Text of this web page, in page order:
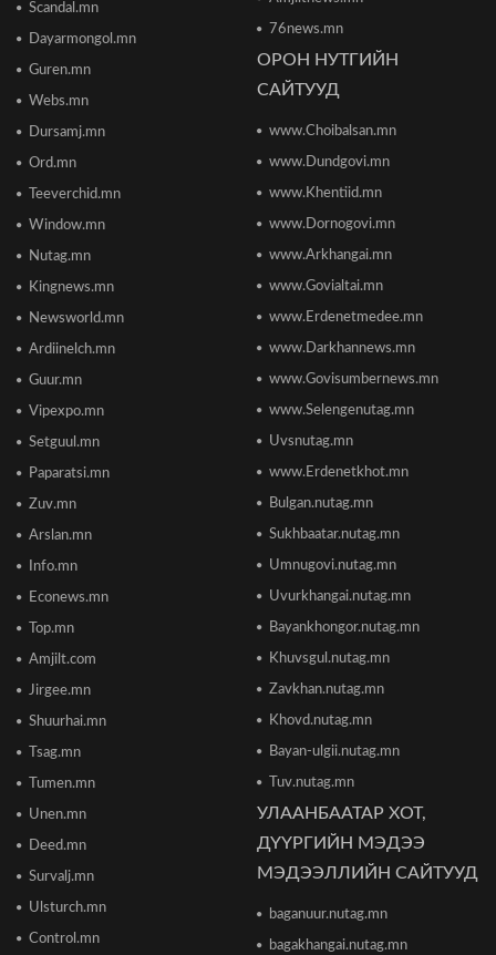
Сонсголгүй төрийн СОНСГОЛ-2
2026/06/19 10:17
Сонсголгүй төрийн СОНСГОЛ-2
Монгол Улсын дэлхийд өрсөлдөх чадвар 75
улсаас 67-рт бичигджээ
ТӨВҮҮДИЙН БАЙРШИЛ
2026/06/17 12:20
Отгонтэнгэр хайрханы тахилгад оролцохоор
ирж буй иргэдийн анхааралд
2026/06/16 15:28
Парламент хар тамхины хэргийн ялын
2026/06/16 15:49
Ши Жиньпин Монголд айлчилна
"The MongolZ" баг IEM Cologne Major-2026
тэмцээнийг гуравдугаар шатнаас өндөрлүүллээ
ТЦА: Согтуугаар автомашин жолоодож долоон
тээврийн хэрэгсэл мөргөсөн этгээдийг
Scandal.mn
Dayarmongol.mn
Guren.mn
Webs.mn
Dursamj.mn
Ord.mn
Teeverchid.mn
Window.mn
Nutag.mn
Kingnews.mn
Newsworld.mn
Ardiinelch.mn
Guur.mn
Vipexpo.mn
Setguul.mn
Paparatsi.mn
Zuv.mn
Arslan.mn
Info.mn
Econews.mn
Top.mn
Amjilt.com
Jirgee.mn
Shuurhai.mn
Tsag.mn
Tumen.mn
Unen.mn
Deed.mn
Survalj.mn
Ulsturch.mn
Control.mn
76news.mn
ОРОН НУТГИЙН
САЙТУУД
www.Choibalsan.mn
www.Dundgovi.mn
www.Khentiid.mn
www.Dornogovi.mn
www.Arkhangai.mn
www.Govialtai.mn
www.Erdenetmedee.mn
www.Darkhannews.mn
www.Govisumbernews.mn
www.Selengenutag.mn
Uvsnutag.mn
www.Erdenetkhot.mn
Bulgan.nutag.mn
Sukhbaatar.nutag.mn
Umnugovi.nutag.mn
Uvurkhangai.nutag.mn
Bayankhongor.nutag.mn
Khuvsgul.nutag.mn
Zavkhan.nutag.mn
Khovd.nutag.mn
Bayan-ulgii.nutag.mn
Tuv.nutag.mn
УЛААНБААТАР ХОТ,
ДҮҮРГИЙН МЭДЭЭ
МЭДЭЭЛЛИЙН САЙТУУД
baganuur.nutag.mn
bagakhangai.nutag.mn